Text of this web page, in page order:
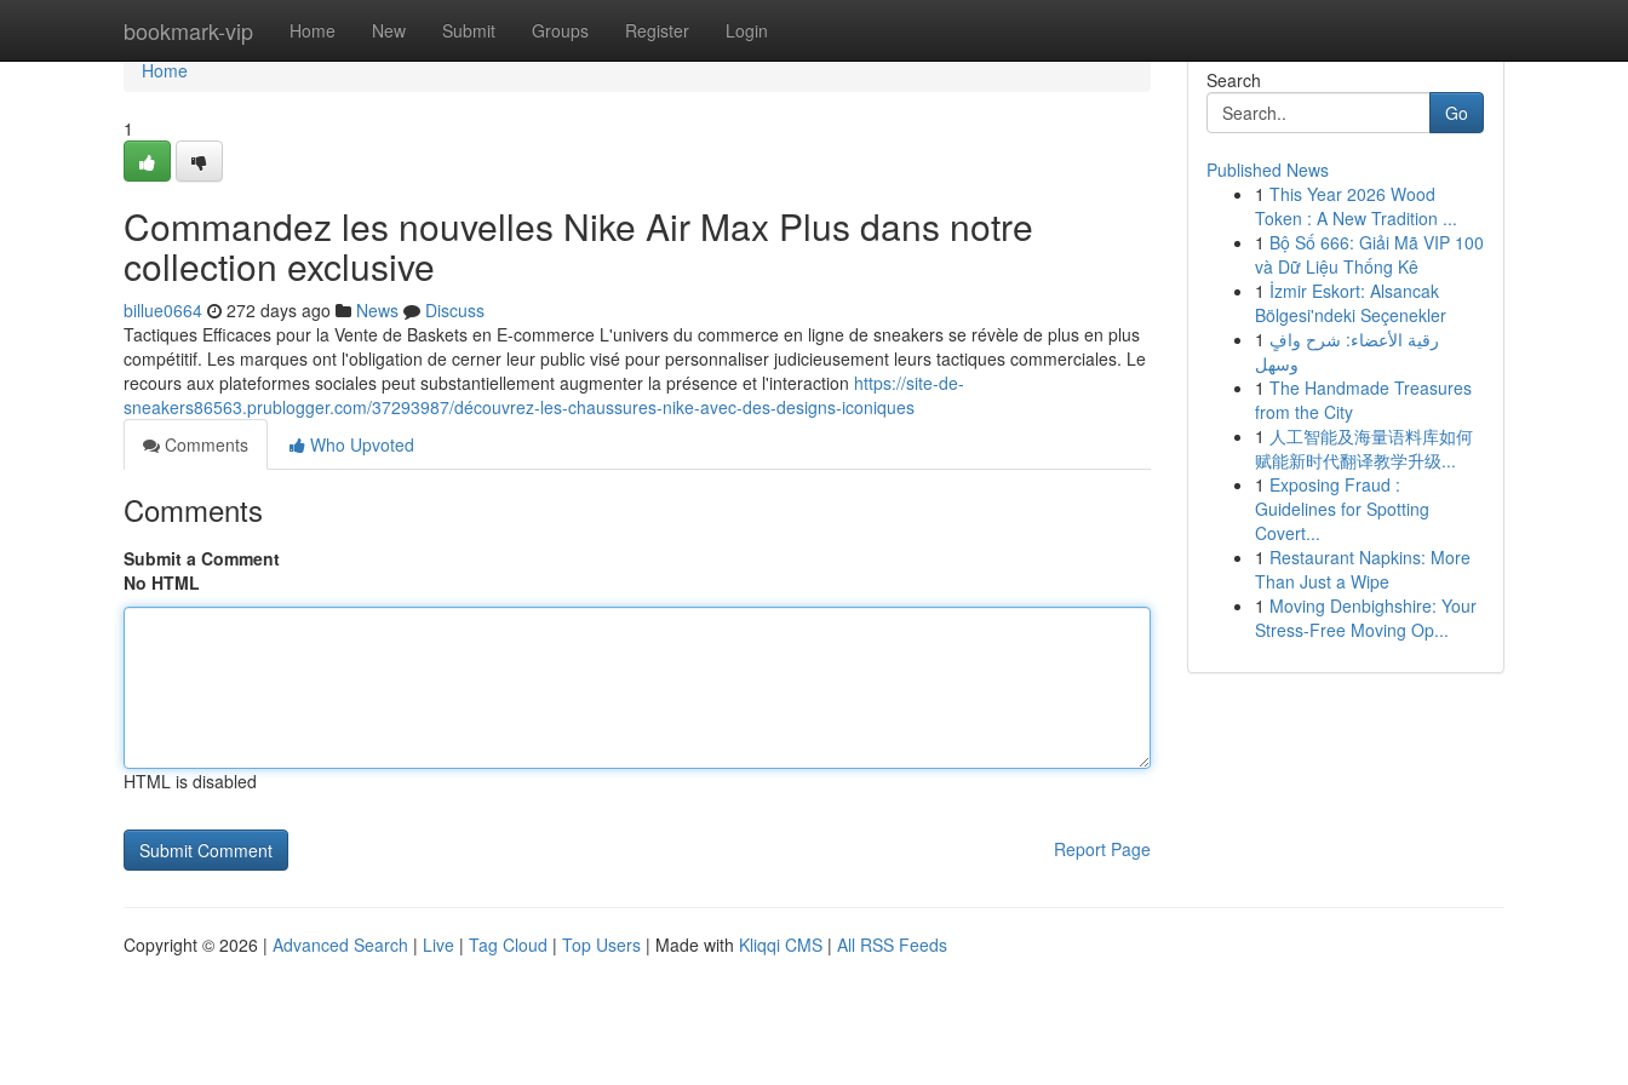
bookmark-vip Home New Submit Groups Register Login
Home
Home
1
Commandez les nouvelles Nike Air Max Plus dans notre
collection exclusive
billue0664 272 days ago News
Discuss
Tactiques Efficaces pour la Vente de Baskets en E-commerce L'univers du commerce en ligne de sneakers se révèle de plus en plus
compétitif. Les marques ont l'obligation de cerner leur public visé pour personnaliser judicieusement leurs tactiques commerciales. Le
recours aux plateformes sociales peut substantiellement augmenter la présence et l'interaction https://site-de-
sneakers86563.prublogger.com/37293987/découvrez-les-chaussures-nike-avec-des-designs-iconiques
Comments
Who Upvoted
Comments
Submit a Comment
No HTML
HTML is disabled
Report Page
Search
Go
Published News
1 This Year 2026 Wood
Token : A New Tradition ...
1 Bộ Số 666: Giải Mã VIP 100
và Dữ Liệu Thống Kê
1 İzmir Eskort: Alsancak
Bölgesi'ndeki Seçenekler
1 رقية الأعضاء: شرح وافٍ
وسهل
1 The Handmade Treasures
from the City
1 人工智能及海量语料库如何
赋能新时代翻译教学升级...
1 Exposing Fraud :
Guidelines for Spotting
Covert...
1 Restaurant Napkins: More
Than Just a Wipe
1 Moving Denbighshire: Your
Stress-Free Moving Op...
Copyright © 2026 | Advanced Search | Live | Tag Cloud | Top Users | Made with Kliqqi CMS | All RSS Feeds